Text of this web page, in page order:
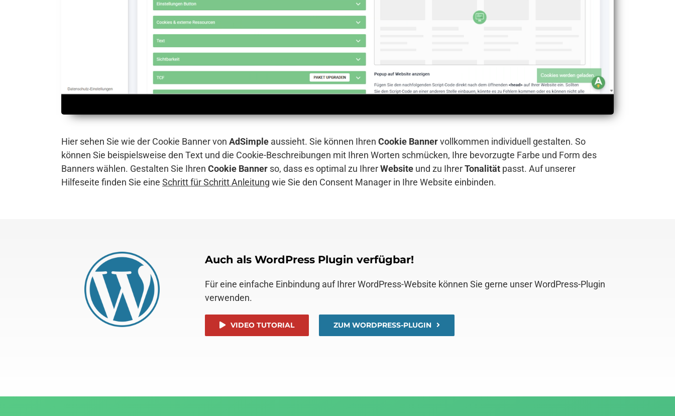
Hier sehen Sie wie der Cookie Banner von AdSimple aussieht. Sie können Ihren Cookie Bannervollkommen individuell gestalten. So
können Sie beispielsweise den Text und die Cookie-Beschreibungen mit Ihren Worten schmücken, Ihre bevorzugte Farbe und Form des
Banners wählen. Gestalten Sie Ihren Cookie Banner so, dass es optimal zu IhrerWebsite und zu IhrerTonalität passt. Auf unserer
Hilfeseite finden Sie eine Schritt für Schritt Anleitung wie Sie den Consent Manager in Ihre Website einbinden.
Auch als WordPress Plugin verfügbar!
Für eine einfache Einbindung auf Ihrer WordPress-Website können Sie gerne unser WordPress-Plugin
verwenden.
VIDEO TUTORIAL ZUM WORDPRESS-PLUGIN